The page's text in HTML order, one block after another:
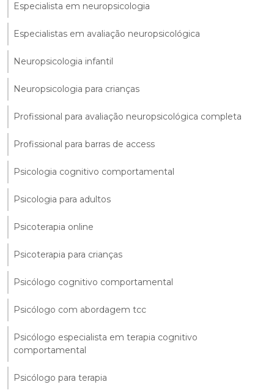
Especialista em neuropsicologia
Especialistas em avaliação neuropsicológica
Neuropsicologia infantil
Neuropsicologia para crianças
Profissional para avaliação neuropsicológica completa
Profissional para barras de access
Psicologia cognitivo comportamental
Psicologia para adultos
Psicoterapia online
Psicoterapia para crianças
Psicólogo cognitivo comportamental
Psicólogo com abordagem tcc
Psicólogo especialista em terapia cognitivo
comportamental
Psicólogo para terapia